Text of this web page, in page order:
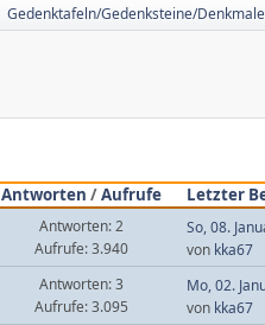
Gedenktafeln/Gedenksteine/Denkmale
Antworten /Aufrufe
Letzter
Antworten: 2
Aufrufe: 3.940
So, 08.
von kka67
Antworten: 3
Aufrufe: 3.095
Mo, 02.
von kka67